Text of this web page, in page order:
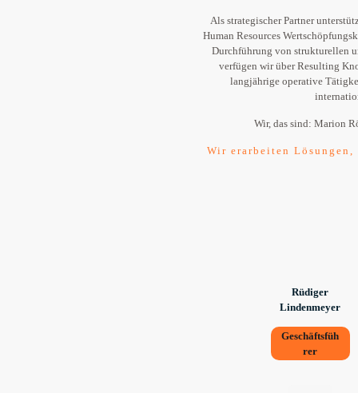
Als strategischer Partner
Human Resources
Durchführung von strukturellen
verfügen wir über Resulting
langjährige operative
Wir, das sind: Marion
Wir erarbeiten
Rüdiger
Lindenmeyer
Geschäftsfüh
rer